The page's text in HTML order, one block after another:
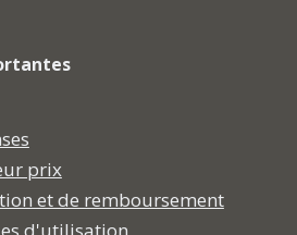
prix
et de remboursement
d'utilisation